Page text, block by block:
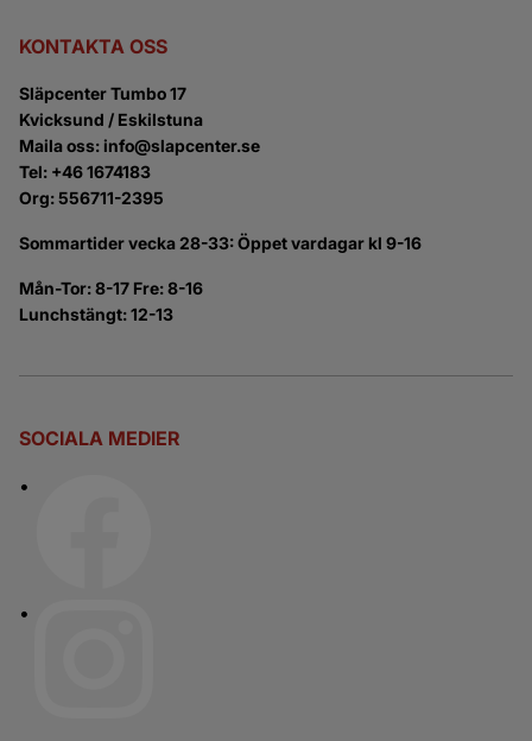
KONTAKTA OSS
Släpcenter Tumbo 17
Kvicksund / Eskilstuna
Maila oss: info@slapcenter.se
Tel: +46 1674183
Org: 556711-2395
Sommartider vecka 28-33: Öppet vardagar kl 9-16
Mån-Tor: 8-17 Fre: 8-16
Lunchstängt: 12-13
SOCIALA MEDIER